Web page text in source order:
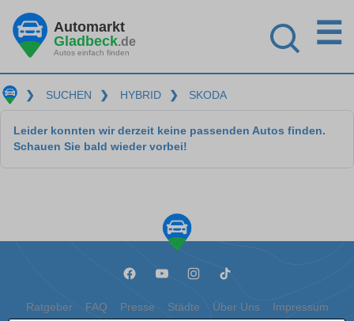
Automarkt
Gladbeck.de
Autos einfach finden
☰
❯ SUCHEN ❯ HYBRID ❯ SKODA
Leider konnten wir derzeit keine passenden Autos finden.
Schauen Sie bald wieder vorbei!
Ratgeber FAQ Presse Städte Über Uns Impressum